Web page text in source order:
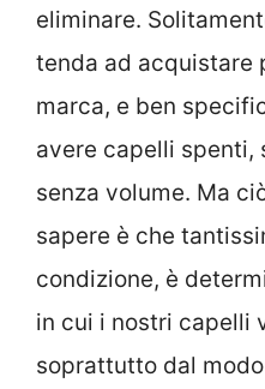
eliminare.
tenda ad acquistare
marca, e ben
avere capelli
senza volume. Ma
sapere è che
condizione, è
in cui i nostri capelli
soprattutto dal